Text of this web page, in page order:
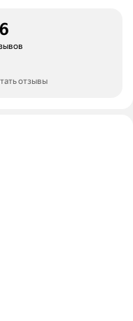
отзывы